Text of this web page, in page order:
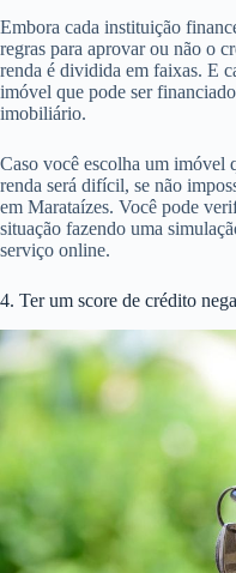
Embora cada instituição
regras para aprovar ou não o
renda é dividida em faixas. E
imóvel que pode ser
imobiliário.
Caso você escolha um imóvel
renda será difícil, se não
em Marataízes. Você pode
situação fazendo uma
serviço online.
4. Ter um score de crédito